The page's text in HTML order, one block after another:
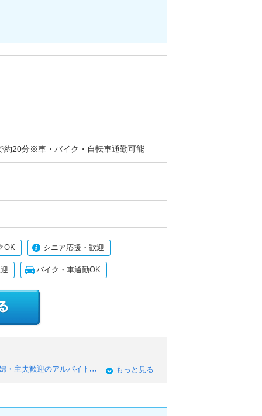
約20分※車・バイク・自転車通勤可能
OK シニア応援・歓迎
バイク・車通勤OK
・主夫歓迎のアルバイト
野町の高収入・高時給のアルバイト
もっと見る